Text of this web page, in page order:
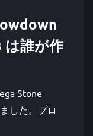
誰が作
Stone
した。プロ